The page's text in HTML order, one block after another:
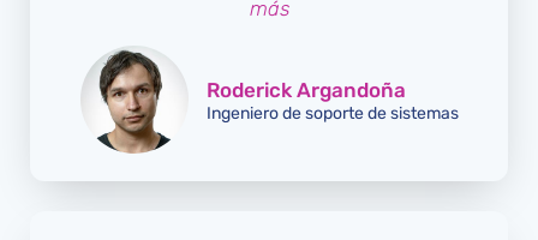
más
Roderick Argandoña
Ingeniero de soporte de sistemas